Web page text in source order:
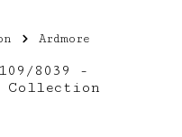
Ardmore
8039 -
Collection